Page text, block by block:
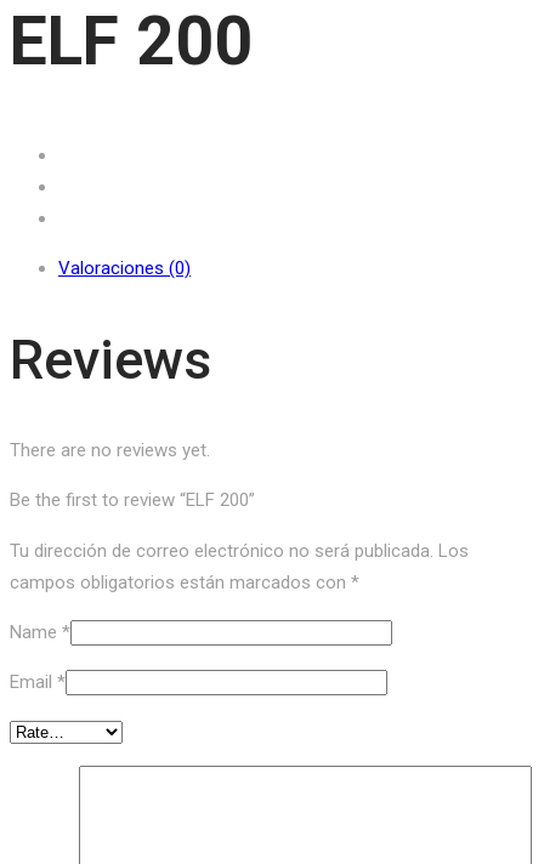
ELF 200
Valoraciones (0)
Reviews
There are no reviews yet.
Be the first to review “ELF 200”
Tu dirección de correo electrónico no será publicada. Los
campos obligatorios están marcados con *
Name *
Email *